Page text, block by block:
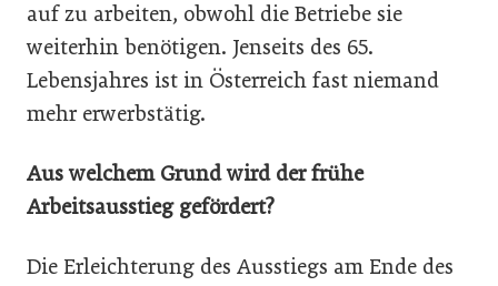
auf zu arbeiten, obwohl die Betriebe sie
weiterhin benötigen. Jenseits des 65.
Lebensjahres ist in Österreich fast niemand
mehr erwerbstätig.
Aus welchem Grund wird der frühe
Arbeitsausstieg gefördert?
Die Erleichterung des Ausstiegs am Ende des